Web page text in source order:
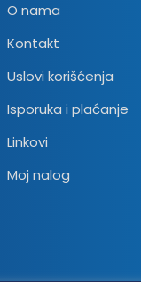
O nama
Kontakt
Uslovi korišćenja
Isporuka i plaćanje
Linkovi
Moj nalog